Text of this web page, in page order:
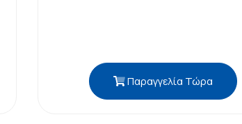
Παραγγελία Τώρα